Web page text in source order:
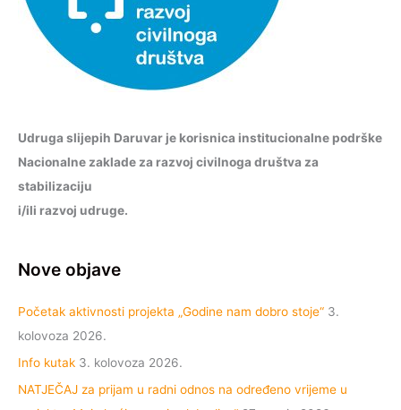
Udruga slijepih Daruvar je korisnica institucionalne podrške
Nacionalne zaklade za razvoj civilnoga društva za
stabilizaciju
i/ili razvoj udruge.
Nove objave
Početak aktivnosti projekta „Godine nam dobro stoje“ 3.
kolovoza 2026.
Info kutak 3. kolovoza 2026.
NATJEČAJ za prijam u radni odnos na određeno vrijeme u